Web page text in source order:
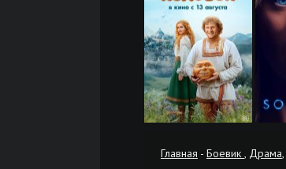
Главная - Боевик , Драма,